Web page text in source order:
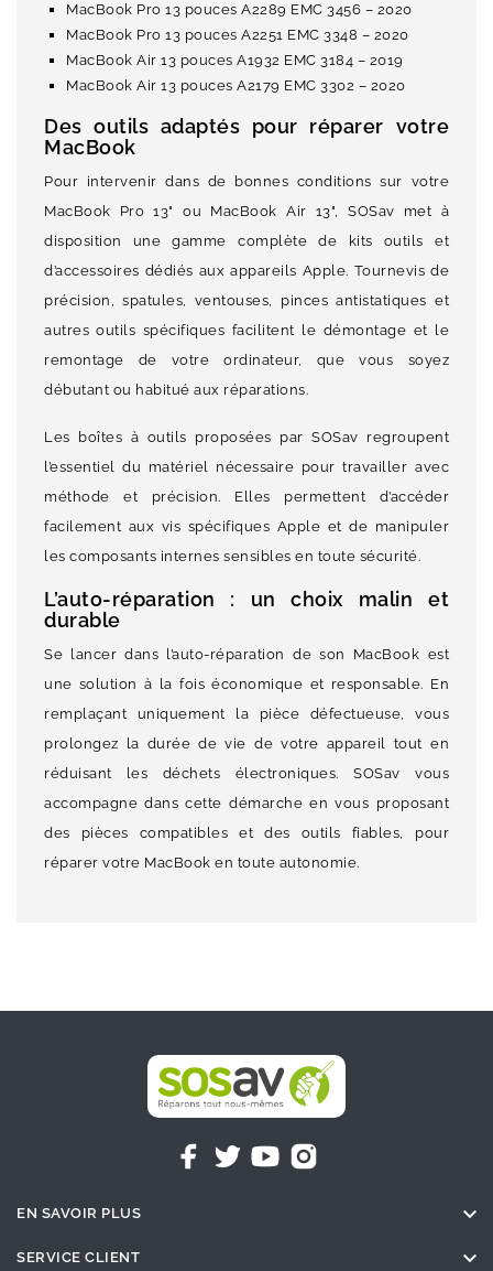
MacBook Pro 13 pouces A2289 EMC 3456 – 2020
MacBook Pro 13 pouces A2251 EMC 3348 – 2020
MacBook Air 13 pouces A1932 EMC 3184 – 2019
MacBook Air 13 pouces A2179 EMC 3302 – 2020
Des outils adaptés pour réparer votre
MacBook
Pour intervenir dans de bonnes conditions sur votre
MacBook Pro 13" ou MacBook Air 13", SOSav met à
disposition une gamme complète de kits outils et
d’accessoires dédiés aux appareils Apple. Tournevis de
précision, spatules, ventouses, pinces antistatiques et
autres outils spécifiques facilitent le démontage et le
remontage de votre ordinateur, que vous soyez
débutant ou habitué aux réparations.
Les boîtes à outils proposées par SOSav regroupent
l’essentiel du matériel nécessaire pour travailler avec
méthode et précision. Elles permettent d’accéder
facilement aux vis spécifiques Apple et de manipuler
les composants internes sensibles en toute sécurité.
L’auto-réparation : un choix malin et
durable
Se lancer dans l’auto-réparation de son MacBook est
une solution à la fois économique et responsable. En
remplaçant uniquement la pièce défectueuse, vous
prolongez la durée de vie de votre appareil tout en
réduisant les déchets électroniques. SOSav vous
accompagne dans cette démarche en vous proposant
des pièces compatibles et des outils fiables, pour
réparer votre MacBook en toute autonomie.
EN SAVOIR PLUS 
SERVICE CLIENT 